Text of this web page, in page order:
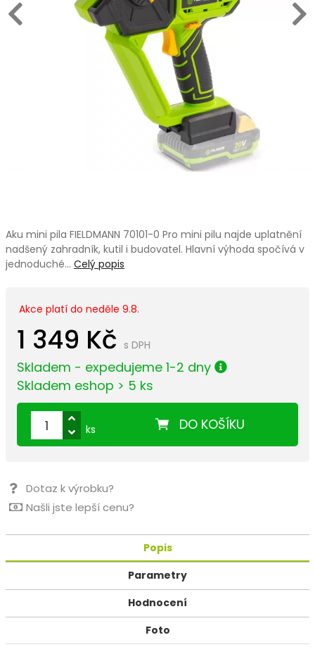
Aku mini pila FIELDMANN 70101-0 Pro mini pilu najde uplatnění
nadšený zahradník, kutil i budovatel. Hlavní výhoda spočívá v
jednoduché… Celý popis
Akce platí do neděle 9.8.
1 349 Kč s DPH
Skladem - expedujeme 1-2 dny
Skladem eshop > 5 ks
DO KOŠÍKU
ks
Dotaz k výrobku?
Našli jste lepší cenu?
Popis
Parametry
Hodnocení
Foto